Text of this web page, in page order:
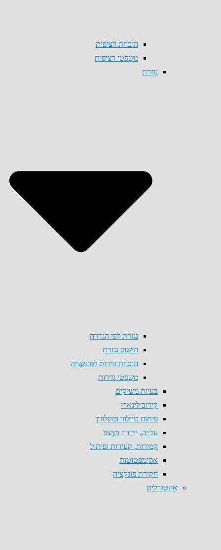
הוכחת רציפות
משפטי רציפות
נגזרת
נגזרת לפי הגדרה
חישוב נגזרת
הוכחת גזירות לפונקציה
משפטי גזירות
בעיות משיקים
קירוב לינארי
פיתוח טיילור ומקלורן
עלייה, ירידה וקיצון
קמירות, קעירות ופיתול
אסימפטוטות
חקירת פונקציה
אינטגרלים